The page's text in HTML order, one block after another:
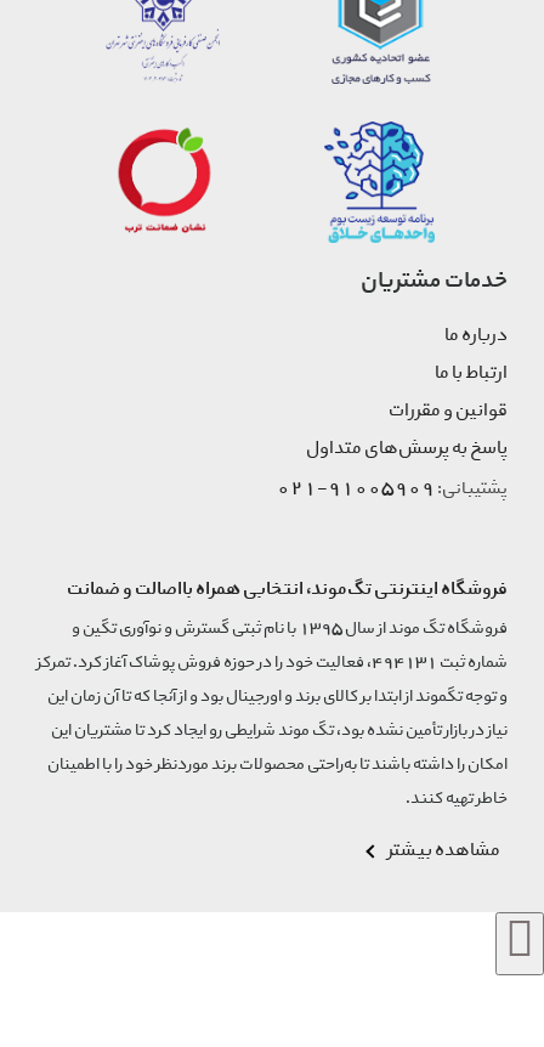
خدمات مشتریان
درباره ما
ارتباط با ما
قوانین و مقررات
پاسخ به پرسش‌های متداول
پشتیبانی:91005909-021
فروشگاه اینترنتی تگ‌موند، انتخابی همراه بااصالت و ضمانت
فروشگاه تگ موند از سال 1395 با نام ثبتی گسترش و نوآوری تگین و
شماره ثبت 494131، فعالیت خود را در حوزه فروش پوشاک آغاز کرد. تمرکز
و توجه تگموند از ابتدا بر کالای برند و اورجینال بود و از آنجا که تا آن زمان این
نیاز در بازار تأمین نشده بود، تگ موند شرایطی رو ایجاد کرد تا مشتریان این
امکان را داشته باشند تا به‌راحتی محصولات برند مورد‌نظر خود را با اطمینان
خاطر تهیه کنند.
مشاهده بیشتر